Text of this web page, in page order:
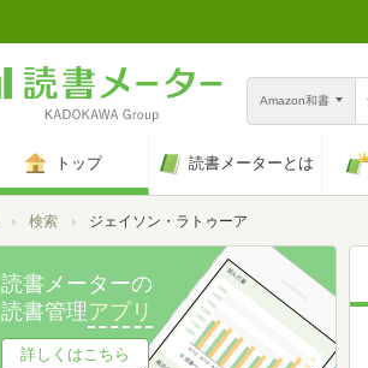
Amazon和書
トップ 読書メーターとは
トップ検索 ジェイソン・ラトゥーア
読書メーターの
読書管理アプリ
詳しくはこちら